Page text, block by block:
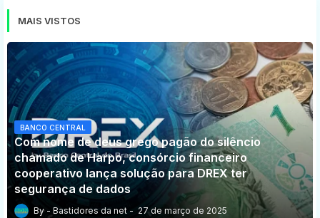
MAIS VISTOS
BANCO CENTRAL
Com nome de deus grego pagão do silêncio
chamado de Harpo, consórcio financeiro
cooperativo lança solução para DREX ter
segurança de dados
Bastidores da net 27 de março de 2025